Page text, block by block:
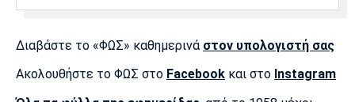
Διαβάστε το «ΦΩΣ» καθημερινά στον υπολογιστή σας
Ακολουθήστε το ΦΩΣ στο Facebook και στο Instagram